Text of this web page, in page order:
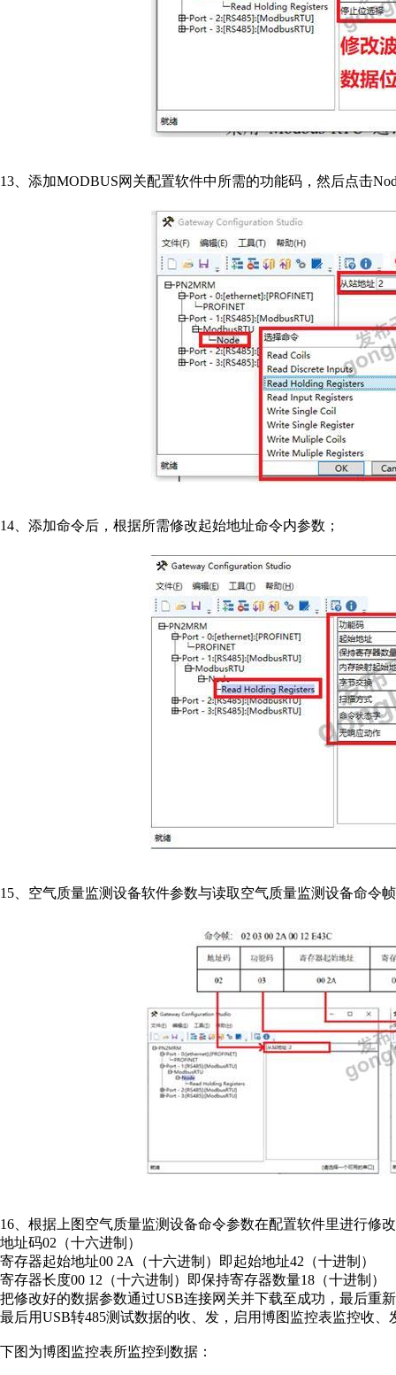
13 、添加MODBUS网关配置软件中所需的功能码，然后点击
14 、添加命令后，根据所需修改起始地址命令内参数；
15 、空气质量监测设备软件参数与读取空气质量监测设备命令
16 、根据上图空气质量监测设备命令参数在配置软件里进行修改
地址码02 （十六进制）
寄存器起始地址00 2A （十六进制）即起始地址42 （十进制）
寄存器长度00 12 （十六进制）即保持寄存器数量18 （十进制）
把修改好的数据参数通过USB连接网关并下载至成功，最后重
最后用USB转485测试数据的收、发，启用博图监控表监控收、
下图为博图监控表所监控到数据：